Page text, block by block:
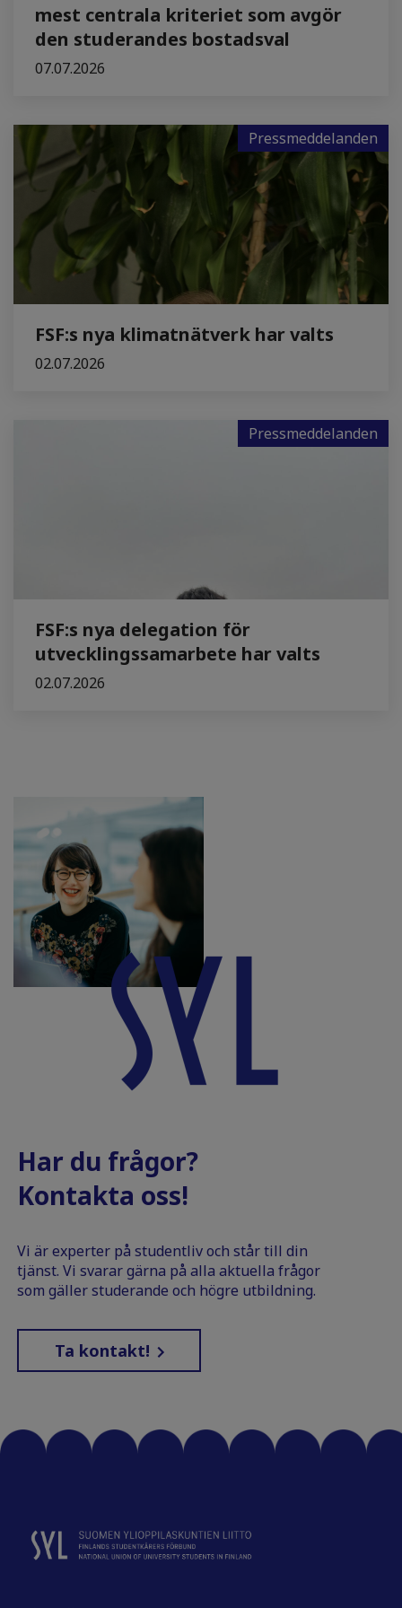
mest centrala kriteriet som avgör
den studerandes bostadsval
07.07.2026
Pressmeddelanden
FSF:s nya klimatnätverk har valts
02.07.2026
Pressmeddelanden
FSF:s nya delegation för
utvecklingssamarbete har valts
02.07.2026
Har du frågor?
Kontakta oss!
Vi är experter på studentliv och står till din
tjänst. Vi svarar gärna på alla aktuella frågor
som gäller studerande och högre utbildning.
Ta kontakt!